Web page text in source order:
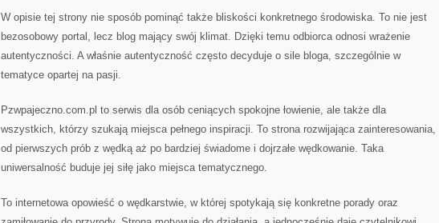
W opisie tej strony nie sposób pominąć także bliskości konkretnego środowiska. To nie jest
bezosobowy portal, lecz blog mający swój klimat. Dzięki temu odbiorca odnosi wrażenie
autentyczności. A właśnie autentyczność często decyduje o sile bloga, szczególnie w
tematyce opartej na pasji.
Pzwpajeczno.com.pl to serwis dla osób ceniących spokojne łowienie, ale także dla
wszystkich, którzy szukają miejsca pełnego inspiracji. To strona rozwijająca zainteresowania,
od pierwszych prób z wędką aż po bardziej świadome i dojrzałe wędkowanie. Taka
uniwersalność buduje jej siłę jako miejsca tematycznego.
To internetowa opowieść o wędkarstwie, w której spotykają się konkretne porady oraz